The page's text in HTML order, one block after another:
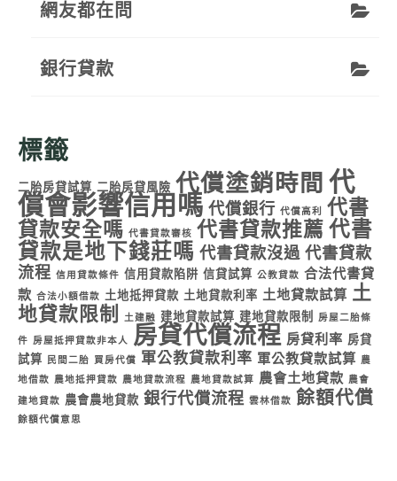
網友都在問
銀行貸款
標籤
二胎房貸試算 二胎房貸風險 代償塗銷時間 代
償會影響信用嗎 代償銀行 代償高利
代書
貸款安全嗎 代書貸款審核 代書貸款推薦 代書
貸款是地下錢莊嗎 代書貸款沒過 代書貸款
流程 信用貸款條件 信用貸款陷阱 信貸試算 公教貸款 合法代書貸
款 合法小額借款 土地抵押貸款 土地貸款利率 土地貸款試算 土
地貸款限制
土建融 建地貸款試算 建地貸款限制 房屋二胎條
件 房屋抵押貸款非本人 房貸代償流程 房貸利率 房貸
試算
民間二胎 買房代償 軍公教貸款利率 軍公教貸款試算
農
地借款
農地抵押貸款 農地貸款流程 農地貸款試算 農會土地貸款 農會
建地貸款 農會農地貸款 銀行代償流程 雲林借款 餘額代償
餘額代償意思